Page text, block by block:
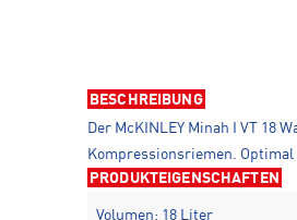
BESCHREIBUNG
Der McKINLEY Minah I VT 18
Kompressionsriemen.
PRODUKTEIGENSCHAFTEN
Volumen: 18 Liter